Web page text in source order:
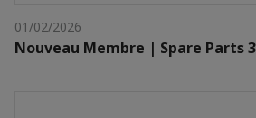
01/02/2026
Nouveau Membre | Spare Parts